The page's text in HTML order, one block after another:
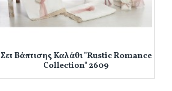
Σετ Βάπτισης Καλάθι "Rustic Romance
Collection" 2609